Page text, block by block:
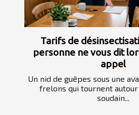
Tarifs de
personne ne vous dit
appel
Un nid de guêpes sous une
frelons qui tournent autour
soudain...